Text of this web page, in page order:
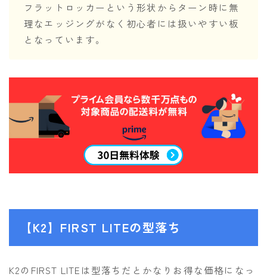
フラットロッカーという形状からターン時に無
理なエッジングがなく初心者には扱いやすい板
となっています。
【K2】FIRST LITEの型落ち
K2のFIRST LITEは型落ちだとかなりお得な価格になっ